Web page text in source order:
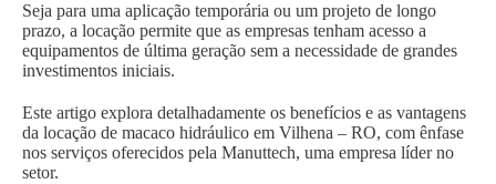
Seja para uma aplicação temporária ou um projeto de longo
prazo, a locação permite que as empresas tenham acesso a
equipamentos de última geração sem a necessidade de grandes
investimentos iniciais.
Este artigo explora detalhadamente os benefícios e as vantagens
da locação de macaco hidráulico em Vilhena – RO, com ênfase
nos serviços oferecidos pela Manuttech, uma empresa líder no
setor.